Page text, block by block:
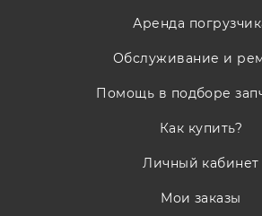
Аренда
Обслуживание и
Помощь в подборе
Как купить?
Личный кабинет
Мои заказы